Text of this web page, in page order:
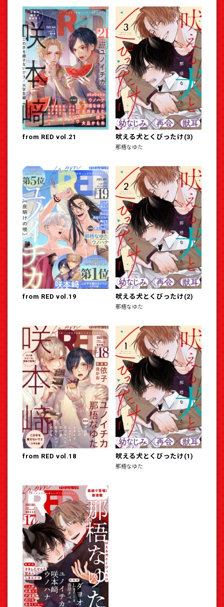
from RED vol.21 吠える犬とくびったけ(3)
那梧なゆた
from RED vol.19 吠える犬とくびったけ(2)
那梧なゆた
from RED vol.18 吠える犬とくびったけ(1)
那梧なゆた